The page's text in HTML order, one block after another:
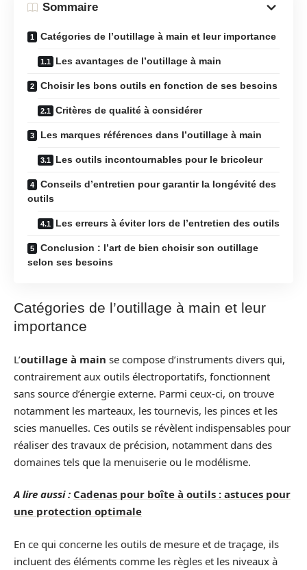
Sommaire
Catégories de l’outillage à main et leur importance
Les avantages de l’outillage à main
Choisir les bons outils en fonction de ses besoins
Critères de qualité à considérer
Les marques références dans l’outillage à main
Les outils incontournables pour le bricoleur
Conseils d’entretien pour garantir la longévité des
outils
Les erreurs à éviter lors de l’entretien des outils
Conclusion : l’art de bien choisir son outillage
selon ses besoins
Catégories de l’outillage à main et leur
importance
L’outillage à main se compose d’instruments divers qui,
contrairement aux outils électroportatifs, fonctionnent
sans source d’énergie externe. Parmi ceux-ci, on trouve
notamment les marteaux, les tournevis, les pinces et les
scies manuelles. Ces outils se révèlent indispensables pour
réaliser des travaux de précision, notamment dans des
domaines tels que la menuiserie ou le modélisme.
A lire aussi : Cadenas pour boîte à outils : astuces pour
une protection optimale
En ce qui concerne les outils de mesure et de traçage, ils
incluent des éléments comme les règles et les niveaux à